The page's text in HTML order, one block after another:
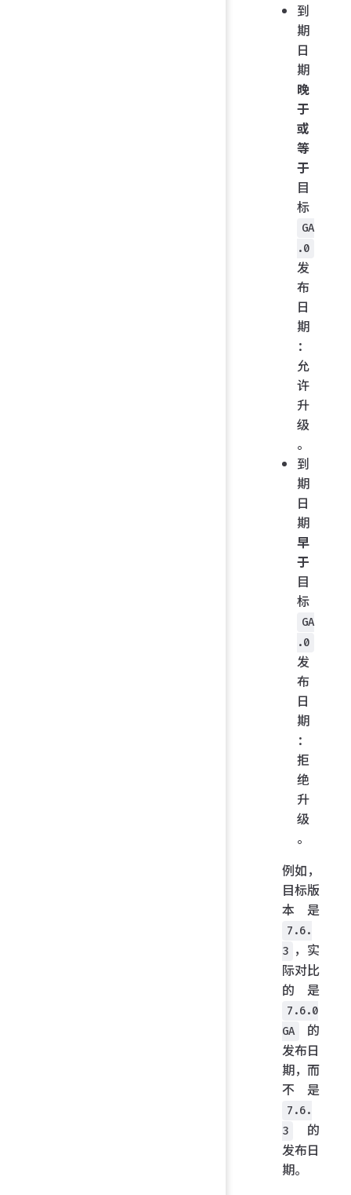
到
期
日
期
晚
于
或
等
于
目
标
GA
.0
发
布
日
期
：
允
许
升
级
。
到
期
日
期
早
于
目
标
GA
.0
发
布
日
期
：
拒
绝
升
级
。
例如，
目标版
本是
7.6.
3 ，实
际对比
的是
7.6.0
GA
的
发布日
期，而
不是
7.6.
3
的
发布日
期。